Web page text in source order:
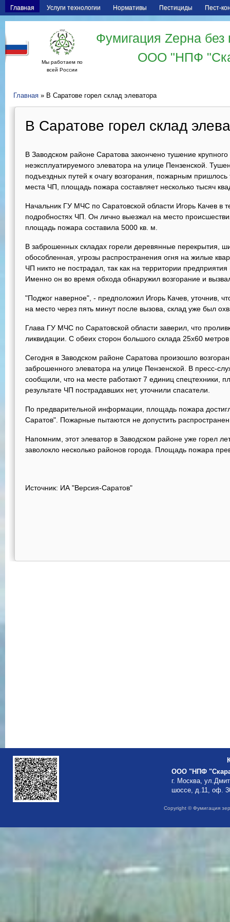
Главная Услуги технологии Нормативы Пестициды Пест-
Мы работаем по
всей России
Фумигация Zерна
ООО "НПФ
Главная » В Саратове горел склад элеватора
В Саратове горел склад
В Заводском районе Саратова закончено тушение крупного
неэксплуатируемого элеватора на улице Пензенской.
подъездных путей к очагу возгорания, пожарным пришлось
места ЧП, площадь пожара составляет несколько тысяч
Начальник ГУ МЧС по Саратовской области Игорь Качев в
подробностях ЧП. Он лично выезжал на место
площадь пожара составила 5000 кв. м.
В заброшенных складах горели деревянные перекрытия,
обособленная, угрозы распространения огня на жилые
ЧП никто не пострадал, так как на территории
Именно он во время обхода обнаружил возгорание и
"Поджог наверное", - предположил Игорь Качев, уточнив,
на место через пять минут после вызова, склад уже был
Глава ГУ МЧС по Саратовской области заверил, что
ликвидации. С обеих сторон большого склада 25х60
Сегодня в Заводском районе Саратова произошло
заброшенного элеватора на улице Пензенской. В пресс-
сообщили, что на месте работают 7 единиц спецтехники,
результате ЧП пострадавших нет, уточнили спасатели.
По предварительной информации, площадь пожара
Саратов". Пожарные пытаются не допустить
Напомним, этот элеватор в Заводском районе уже горел
заволокло несколько районов города. Площадь пожара
Источник: ИА "Версия-Саратов"
ООО "НПФ
г. Москва,
шоссе, д.11, оф.
Copyright © Фумигация